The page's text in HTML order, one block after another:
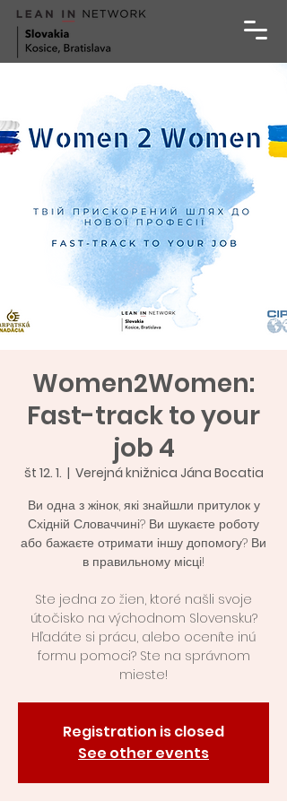
Women2Women:
Fast-track to your
job 4
št 12. 1.
  |
Verejná knižnica Jána Bocatia
Ви одна з жінок, які знайшли притулок у
Східній Словаччині? Ви шукаєте роботу
або бажаєте отримати іншу допомогу? Ви
в правильному місці!
Ste jedna zo žien, ktoré našli svoje
útočisko na východnom Slovensku?
Hľadáte si prácu, alebo oceníte inú
formu pomoci? Ste na správnom
mieste!
Registration is closed
See other events